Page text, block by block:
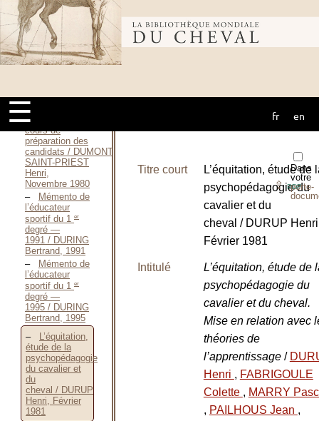
Bibliothèque
mondiale du
cheval
☰ fr en
Brevet d’état
d’éducateur
sportif du 1
degré —
1987 / Direction
technique
Directives et
programmes
d’instruction des
cours de
préparation des
candidats / DUMONT
SAINT-PRIEST
Henri,
Novembre 1980
Mémento de
l’éducateur
sportif du 1 er
degré —
1991 / DURING
Bertrand, 1991
Mémento de
l’éducateur
sportif du 1 er
degré —
1995 / DURING
Bertrand, 1995
L’équitation,
étude de la
psychopédagogie
du cavalier et
du
cheval / DURUP
Henri, Février
1981
Dans
votre
porte-
⇪PDF
Titre court
L’équitation, étude de
psychopédagogie du
cavalier et du
cheval / DURUP
Février 1981
Intitulé
L’équitation, étude de
psychopédagogie du
cavalier et du cheval.
Mise en relation avec
théories de
l’apprentissage /
Henri , FABRIGOULE
Colette , MARRY
, PAILHOUS Jean ,